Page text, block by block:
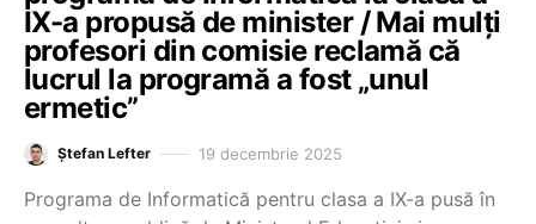
IX-a propusă de minister / Mai mulți
profesori din comisie reclamă că
lucrul la programă a fost „unul
ermetic”
Ștefan Lefter 19 decembrie 2025
Programa de Informatică pentru clasa a IX-a pusă în